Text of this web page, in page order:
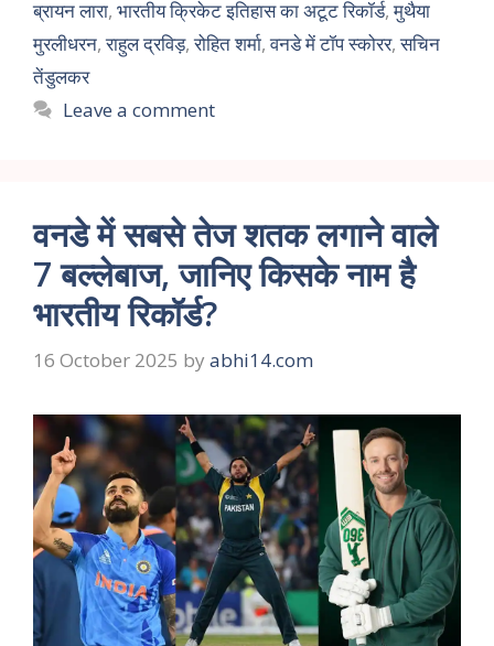
ब्रायन लारा, भारतीय क्रिकेट इतिहास का अटूट रिकॉर्ड,मुथैया
मुरलीधरन,राहुल द्रविड़,रोहित शर्मा,वनडे में टॉप स्कोरर,सचिन
तेंडुलकर
Leave a comment
वनडे में सबसे तेज शतक लगाने वाले
7 बल्लेबाज, जानिए किसके नाम है
भारतीय रिकॉर्ड?
16 October 2025 by abhi14.com